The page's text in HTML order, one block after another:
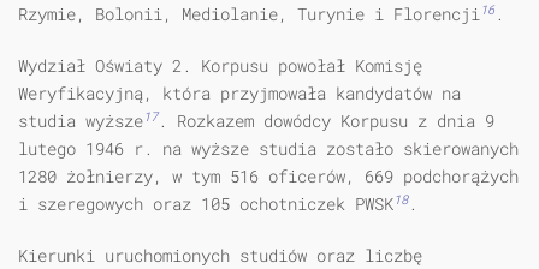
Rzymie, Bolonii, Mediolanie, Turynie i Florencji16 .
Wydział Oświaty 2. Korpusu powołał Komisję
Weryfikacyjną, która przyj­mowała kandydatów na
studia wyższe17. Rozkazem dowódcy Korpusu z dnia 9
lutego 1946 r. na wyższe studia zostało skierowanych
1280 żołnierzy, w tym 516 oficerów, 669 podchorążych
i szeregowych oraz 105 ochotniczek PWSK18.
Kierunki uruchomionych studiów oraz liczbę